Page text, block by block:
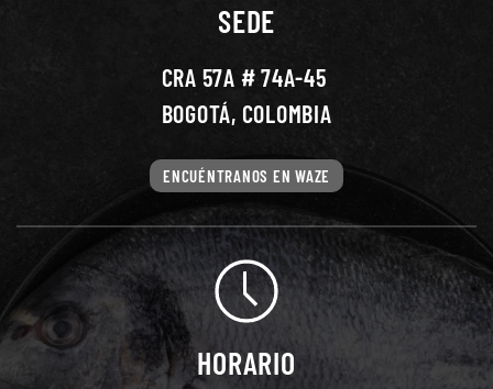
SEDE
CRA 57A # 74A-45
BOGOTÁ, COLOMBIA
ENCUÉNTRANOS EN WAZE
HORARIO